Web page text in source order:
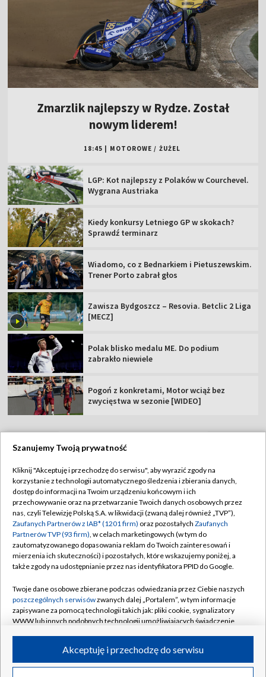
Zmarzlik najlepszy w Rydze. Został
nowym liderem!
18:45 MOTOROWE / ŻUŻEL
LGP: Kot najlepszy z Polaków w Courchevel.
Wygrana Austriaka
Kiedy konkursy Letniego GP w skokach?
Sprawdź terminarz
Wiadomo, co z Bednarkiem i Pietuszewskim.
Trener Porto zabrał głos
Zawisza Bydgoszcz – Resovia. Betclic 2 Liga
[MECZ]
Polak blisko medalu ME. Do podium
zabrakło niewiele
Pogoń z konkretami, Motor wciąż bez
zwycięstwa w sezonie [WIDEO]
Abonament TVP
Sklep TVP
Biuro Reklamy
Oferta Handlowa
Telegazeta ogłoszenia
Rada Programowa
Ogłoszenia przetargowe
Akademia Telewizyjna
Informacje o nadawcy
Regulamin TVP
Polityka prywatności
Moje zgody
Biuro reklamy
Kontakt
Kanały
©2026 Telewizja Polska Spółka Akcyjna w likwidacji
Szanujemy Twoją prywatność
Kliknij "Akceptuję i przechodzę do serwisu", aby wyrazić zgody na
korzystanie z technologii automatycznego śledzenia i zbierania danych,
dostęp do informacji na Twoim urządzeniu końcowym i ich
przechowywanie oraz na przetwarzanie Twoich danych osobowych przez
nas, czyli Telewizję Polską S.A. w likwidacji (zwaną dalej również „TVP”),
Zaufanych Partnerów z IAB* (1201 firm) oraz pozostałych Zaufanych
Partnerów TVP (93 firm), w celach marketingowych (w tym do
zautomatyzowanego dopasowania reklam do Twoich zainteresowań i
mierzenia ich skuteczności) i pozostałych, które wskazujemy poniżej, a
także zgody na udostępnianie przez nas identyfikatora PPID do Google.
Twoje dane osobowe zbierane podczas odwiedzania przez Ciebie naszych
poszczególnych serwisówzwanych dalej „Portalem”, w tym informacje
zapisywane za pomocą technologii takich jak: pliki cookie, sygnalizatory
WWW lub innych podobnych technologii umożliwiających świadczenie
ruchu w Internecie.Akceptuję i przechodzę do serwisu